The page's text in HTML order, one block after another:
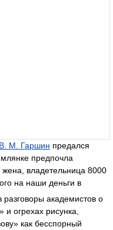
В. М. Гаршин предался
предпочла
владетельница 8000
на наши деньги в
разговоры академистов о
огрехах рисунка,
как бесспорный